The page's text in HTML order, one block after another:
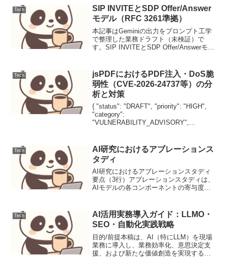
証するデジタル署名の生成工程におい
て...
Tech
SIP INVITEとSDP Offer/Answer
モデル（RFC 3261準拠）
本記事はGeminiの出力をプロンプト工学
で整理した業務ドラフト（未検証）で
す。SIP INVITEとSDP Offer/Answerモデ
Tech
jsPDFにおけるPDF注入・DoS脆
弱性（CVE-2026-24737等）の分
析と対策
{ "status": "DRAFT", "priority": "HIGH",
"category":
"VULNERABILITY_ADVISORY",
Tech
AI研究におけるアブレーションス
タディ
AI研究におけるアブレーションスタディ
要点（3行）アブレーションスタディは、
AIモデルの各コンポーネントの寄与度を
法です。特定のモジュールや層を除去
し、その前後の性能変...
Tech
AI活用実務導入ガイド：LLMO・
SEO・自動化実践戦略
目的/前提本稿は、AI（特にLLM）を現場
業務に導入し、業務効率化、意思決定支
援、および新たな価値創造を実現するた